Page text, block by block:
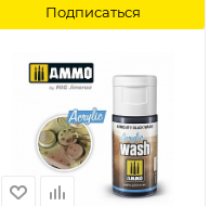
Подписаться